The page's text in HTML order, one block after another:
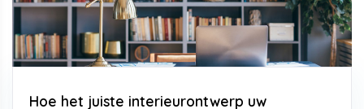
Hoe het juiste interieurontwerp uw